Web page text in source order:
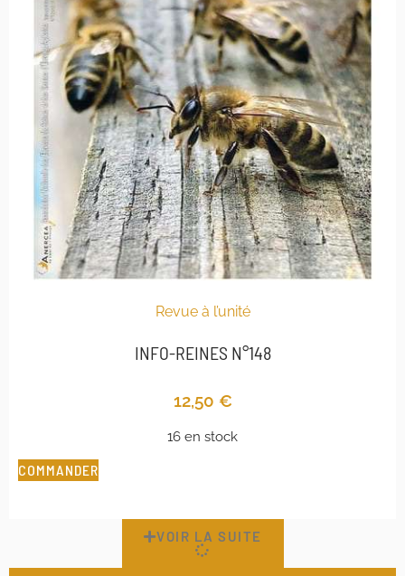
Revue à l’unité
INFO-REINES N°148
12,50 €
16 en stock
COMMANDER
VOIR LA SUITE